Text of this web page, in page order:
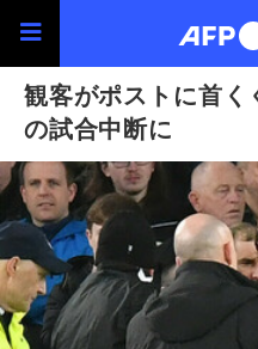
観客がポストに首く
の試合中断に